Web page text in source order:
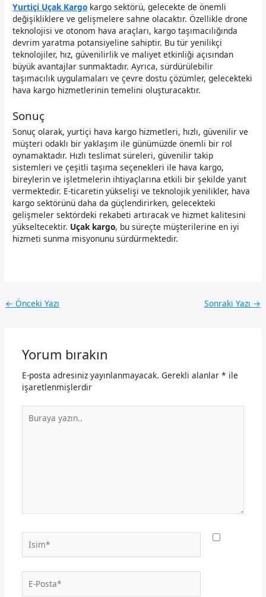
Yurtiçi Uçak Kargo kargo sektörü, gelecekte de önemli
değişikliklere ve gelişmelere sahne olacaktır. Özellikle drone
teknolojisi ve otonom hava araçları, kargo taşımacılığında
devrim yaratma potansiyeline sahiptir. Bu tür yenilikçi
teknolojiler, hız, güvenilirlik ve maliyet etkinliği açısından
büyük avantajlar sunmaktadır. Ayrıca, sürdürülebilir
taşımacılık uygulamaları ve çevre dostu çözümler, gelecekteki
hava kargo hizmetlerinin temelini oluşturacaktır.
Sonuç
Sonuç olarak, yurtiçi hava kargo hizmetleri, hızlı, güvenilir ve
müşteri odaklı bir yaklaşım ile günümüzde önemli bir rol
oynamaktadır. Hızlı teslimat süreleri, güvenilir takip
sistemleri ve çeşitli taşıma seçenekleri ile hava kargo,
bireylerin ve işletmelerin ihtiyaçlarına etkili bir şekilde yanıt
vermektedir. E-ticaretin yükselişi ve teknolojik yenilikler, hava
kargo sektörünü daha da güçlendirirken, gelecekteki
gelişmeler sektördeki rekabeti artıracak ve hizmet kalitesini
yükseltecektir. Uçak kargo, bu süreçte müşterilerine en iyi
hizmeti sunma misyonunu sürdürmektedir.
← Önceki Yazı Sonraki Yazı →
Yorum bırakın
E-posta adresiniz yayınlanmayacak. Gerekli alanlar * ile
işaretlenmişlerdir
yazın..
Posta*